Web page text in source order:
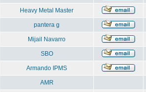
Heavy Metal Master
pantera g
Mijail Navarro
SBO
Armando IPMS
AMR